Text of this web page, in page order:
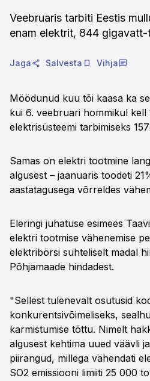
Veebruaris tarbiti Eestis
enam elektrit, 844 gigavatt-
Jaga Salvesta Vihja
Möödunud kuu tõi kaasa ka
kui 6. veebruari hommikul kell
elektrisüsteemi tarbimiseks
Samas on elektri tootmine
algusest – jaanuaris toodeti
aastatagusega võrreldes
Eleringi juhatuse esimees
elektri tootmise vähenemise
elektribörsi suhteliselt madal
Põhjamaade hindadest.
"Sellest tulenevalt osutusid
konkurentsivõimeliseks,
karmistumise tõttu. Nimelt
algusest kehtima uued väävli
piirangud, millega vähendati
SO2 emissiooni limiiti 25 000